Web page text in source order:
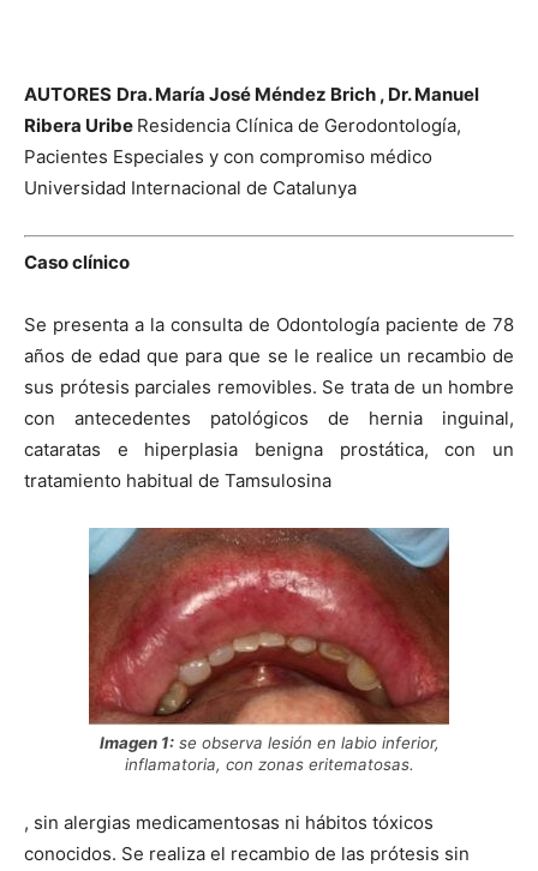
AUTORES Dra. María José Méndez Brich , Dr. Manuel
Ribera Uribe Residencia Clínica de Gerodontología,
Pacientes Especiales y con compromiso médico
Universidad Internacional de Catalunya
Caso clínico
Se presenta a la consulta de Odontología paciente de 78
años de edad que para que se le realice un recambio de
sus prótesis parciales removibles. Se trata de un hombre
con antecedentes patológicos de hernia inguinal,
cataratas e hiperplasia benigna prostática, con un
tratamiento habitual de Tamsulosina
Imagen 1:se observa lesión en labio inferior,
inflamatoria, con zonas eritematosas.
, sin alergias medicamentosas ni hábitos tóxicos
conocidos. Se realiza el recambio de las prótesis sin